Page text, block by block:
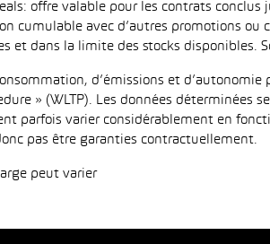
offre valable pour les contrats
cumulable avec d’autres promotions ou
et dans la limite des stocks disponibles.
d’émissions et
» (WLTP). Les données
parfois varier considérablement en
pas être garanties contractuellement.
peut varier